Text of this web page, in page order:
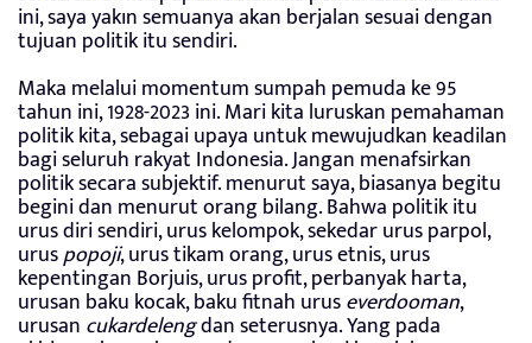
ini, saya yakın semuanya akan berjalan sesuai dengan
tujuan politik itu sendiri.
Maka melalui momentum sumpah pemuda ke 95
tahun ini, 1928-2023 ini. Mari kita luruskan pemahaman
politik kita, sebagai upaya untuk mewujudkan keadilan
bagi seluruh rakyat Indonesia. Jangan menafsirkan
politik secara subjektif. menurut saya, biasanya begitu
begini dan menurut orang bilang. Bahwa politik itu
urus diri sendiri, urus kelompok, sekedar urus parpol,
uruspopoji, urus tikam orang, urus etnis, urus
kepentingan Borjuis, urus profit, perbanyak harta,
urusan baku kocak, baku fitnah uruseverdooman,
urusan cukardelengdan seterusnya. Yang pada